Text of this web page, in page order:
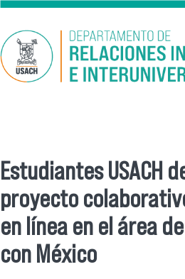
Pasar al contenido principal
Se encuentra usted
Estudiantes USACH
proyecto
en línea en el área
con México